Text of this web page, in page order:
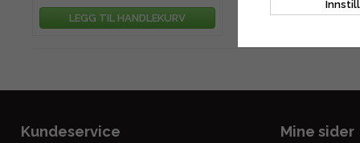
LEGG TIL HANDLEKURV LEGG TIL
Kundeservice Mine sider